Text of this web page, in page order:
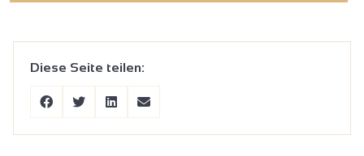
Diese Seite teilen: